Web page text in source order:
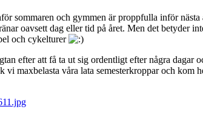
sommaren och gymmen är proppfulla inför
oavsett dag eller tid på året. Men det betyder
och cykelturer
efter att få ta ut sig ordentligt efter några
vi maxbelasta våra lata semesterkroppar och